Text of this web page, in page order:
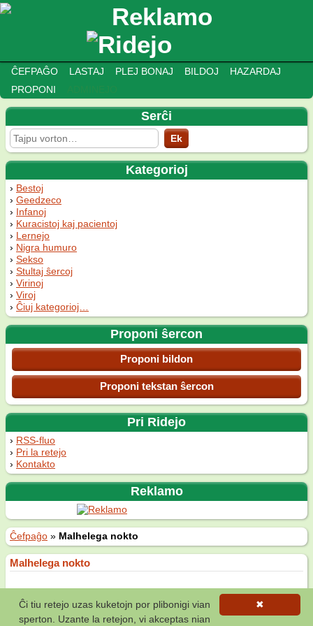
ĈEFPAĜO LASTAJ PLEJ BONAJ BILDOJ
HAZARDAJ
PROPONI
Serĉi
Kategorioj
Bestoj
Geedzeco
Infanoj
Kuracistoj kaj pacientoj
Lernejo
Nigra humuro
Sekso
Stultaj ŝercoj
Virinoj
Viroj
Ĉiuj kategorioj…
Proponi ŝercon
Proponi bildon
Proponi tekstan ŝercon
Pri Ridejo
RSS-fluo
Pri la retejo
Kontakto
Reklamo
Ĉefpaĝo » Malhelega nokto
Malhelega nokto
Fonto
(12 voĉoj)
✖
Ĉi tiu retejo uzas kuketojn por plibonigi vian
sperton. Uzante la retejon, vi akceptas nian